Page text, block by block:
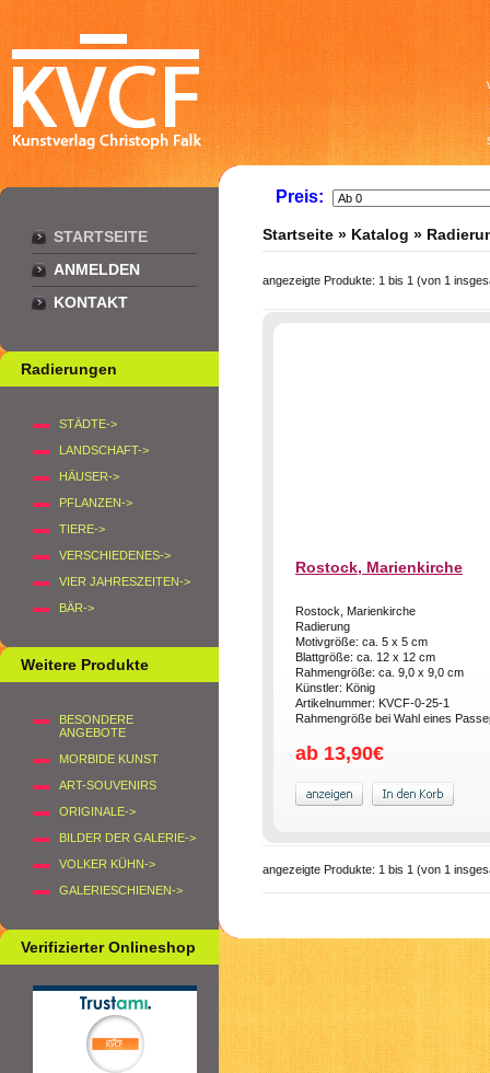
STARTSEITE
ANMELDEN
KONTAKT
Radierungen
STÄDTE->
LANDSCHAFT->
HÄUSER->
PFLANZEN->
TIERE->
VERSCHIEDENES->
VIER JAHRESZEITEN->
BÄR->
Weitere Produkte
BESONDERE
ANGEBOTE
MORBIDE KUNST
ART-SOUVENIRS
ORIGINALE->
BILDER DER GALERIE->
VOLKER KÜHN->
GALERIESCHIENEN->
Verifizierter Onlineshop
Preis:
Startseite » Katalog »
angezeigte Produkte: 1 bis 1 (von 1
Rostock, Marienkirche
Rostock, Marienkirche
Radierung
Motivgröße: ca. 5 x 5 cm
Blattgröße: ca. 12 x 12 cm
Rahmengröße: ca. 9,0 x 9,0 cm
Künstler: König
Artikelnummer: KVCF-0-25-1
Rahmengröße bei Wahl eines
ab 13,90€
angezeigte Produkte: 1 bis 1 (von 1